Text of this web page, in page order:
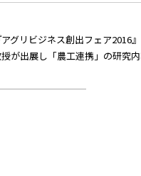
グリビジネス創出フェア2016
が出展し「農工連携」の研究